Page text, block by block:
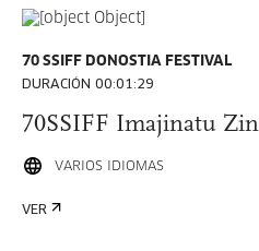
70 SSIFF DONOSTIA FESTIVAL
DURACIÓN 00:01:29
70SSIFF Imajinatu
VARIOS IDIOMAS
VER